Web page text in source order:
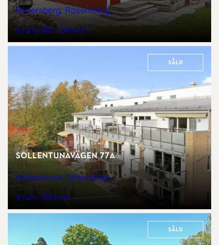
Rosersberg, Rosersberg
6 rum 150 + 34 kvm
Såld
Sollentunavägen 77A
Helenelund, Sollentuna
4 rum 105 kvm
Såld